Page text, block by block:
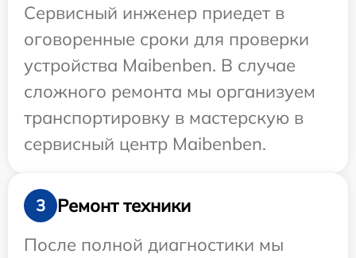
Сервисный инженер приедет в
оговоренные сроки для проверки
устройства Maibenben. В случае
сложного ремонта мы организуем
транспортировку в мастерскую в
сервисный центр Maibenben.
3
Ремонт техники
После полной диагностики мы